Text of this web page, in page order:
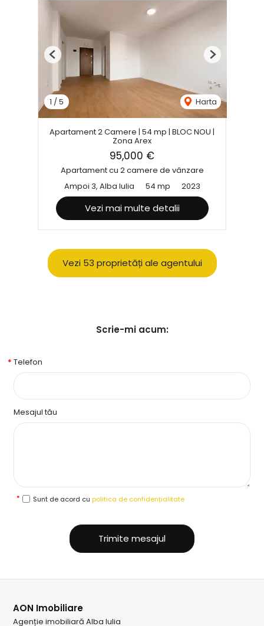
1 /5 Harta
Previous Next
Apartament 2 Camere | 54 mp | BLOC NOU |
Zona Arex
95,000 €
Apartament cu 2 camere de vânzare
Ampoi 3, Alba Iulia
54 mp 2023
Vezi mai multe detalii
Vezi 53 proprietăți ale agentului
Scrie-mi acum:
Telefon
Mesajul tău
Sunt de acord cu politica de confidențialitate
Trimite mesajul
AON Imobiliare
Agenție imobiliară Alba Iulia